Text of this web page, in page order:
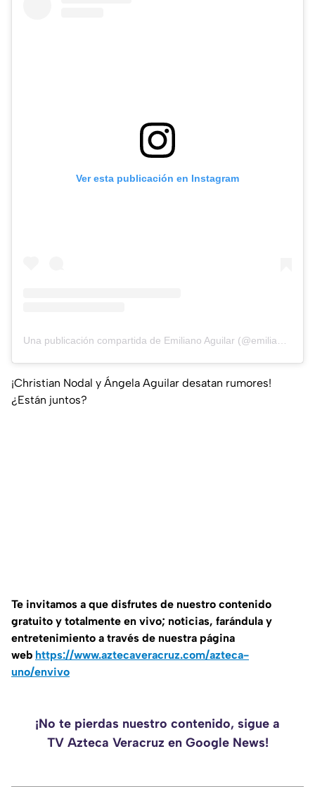
Ver esta publicación en Instagram
¡Christian Nodal y Ángela Aguilar desatan rumores!
¿Están juntos?
Te invitamos a que disfrutes de nuestro contenido
gratuito y totalmente en vivo; noticias, farándula y
entretenimiento a través de nuestra página
web https://www.aztecaveracruz.com/azteca-
uno/envivo
¡No te pierdas nuestro contenido, sigue a
TV Azteca Veracruz en Google News!